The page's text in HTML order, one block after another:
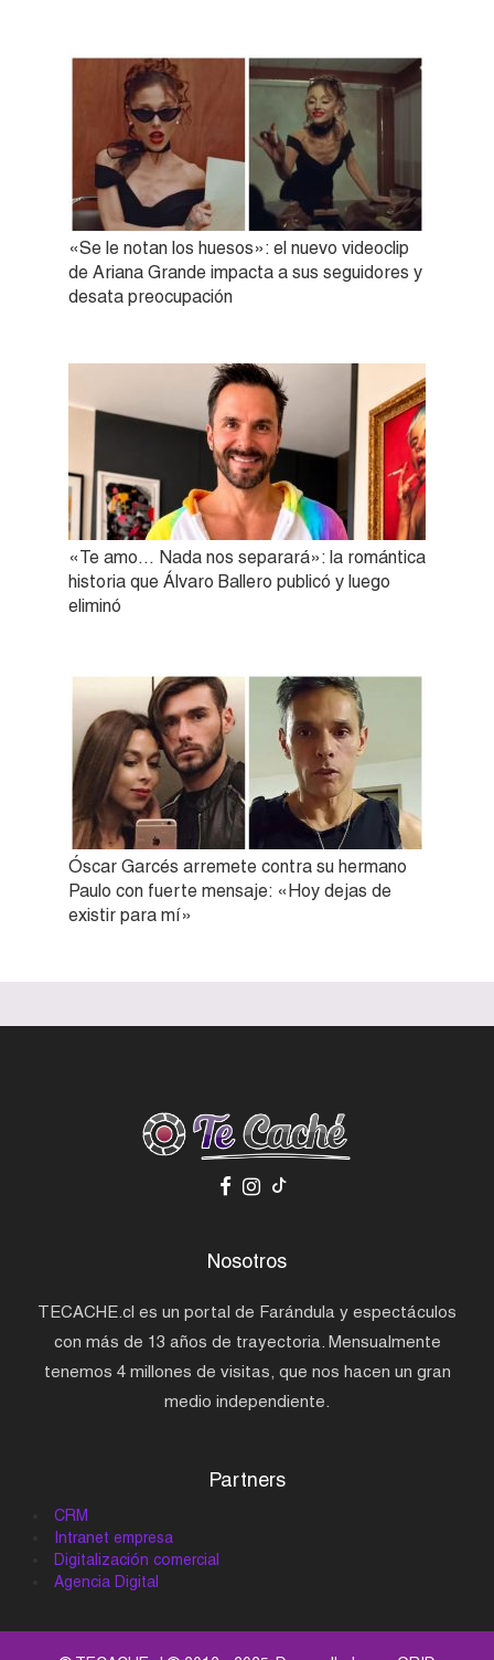
«Se le notan los huesos»: el nuevo videoclip
de Ariana Grande impacta a sus seguidores y
desata preocupación
«Te amo… Nada nos separará»: la romántica
historia que Álvaro Ballero publicó y luego
eliminó
Óscar Garcés arremete contra su hermano
Paulo con fuerte mensaje: «Hoy dejas de
existir para mí»
Nosotros
TECACHE.cl es un portal de Farándula y espectáculos
con más de 13 años de trayectoria. Mensualmente
tenemos 4 millones de visitas, que nos hacen un gran
medio independiente.
Partners
CRM
Intranet empresa
Digitalización comercial
Agencia Digital